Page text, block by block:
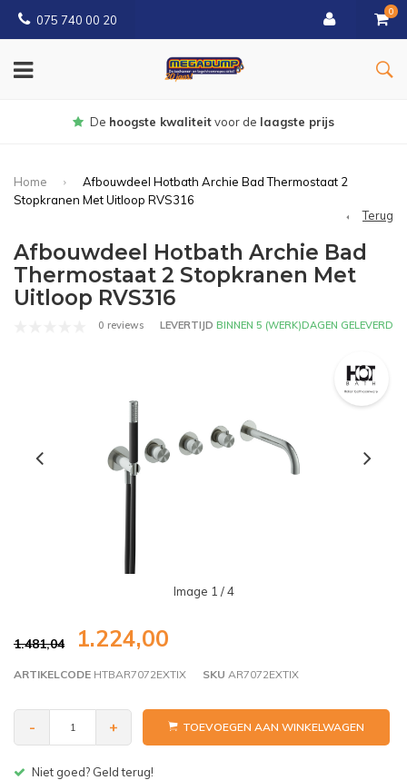
075 740 00 20
0
Gratisbezorgd vanaf € 150
Home
Afbouwdeel Hotbath Archie Bad Thermostaat 2
Stopkranen Met Uitloop RVS316
Terug
Afbouwdeel Hotbath Archie Bad
Thermostaat 2 Stopkranen Met
Uitloop RVS316
0 reviews LEVERTIJD BINNEN 5 (WERK)DAGEN GELEVERD
Image 1 / 4
1.481,04 1.224,00
ARTIKELCODE HTBAR7072EXTIX SKU AR7072EXTIX
- + TOEVOEGEN AAN WINKELWAGEN
Gratis bezorgen v.a. € 150,- (NL)